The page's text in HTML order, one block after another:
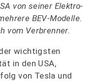
von seiner Elektro-
BEV-Modelle.
vom Verbrenner.
wichtigsten
in den USA,
von Tesla und